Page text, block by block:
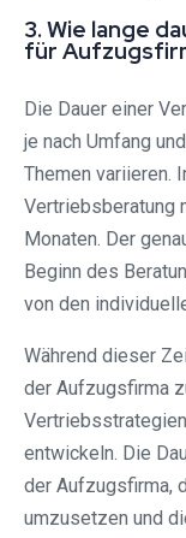
3. Wie lange
für
Die Dauer einer
je nach Umfang
Themen variieren.
Vertriebsberatung
Monaten. Der
Beginn des
von den
Während dieser
der Aufzugsfirma
entwickeln. Die
der Aufzugsfirma,
umzusetzen und